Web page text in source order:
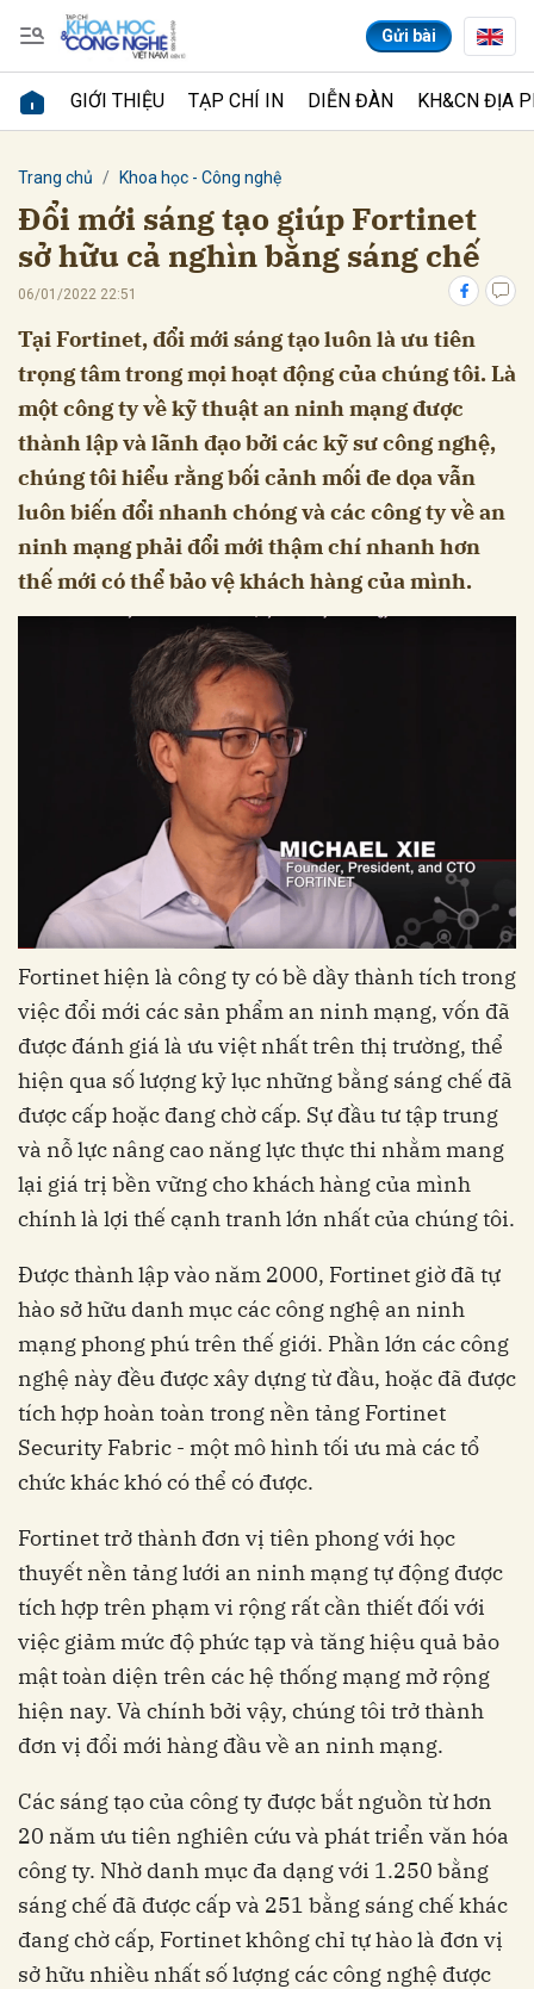
Gửi bài
GIỚI THIỆU TẠP CHÍ IN DIỄN ĐÀN KH&CN ĐỊA
Trang chủ Khoa học - Công nghệ
Đổi mới sáng tạo giúp Fortinet
sở hữu cả nghìn bằng sáng chế
06/01/2022 22:51
Tại Fortinet, đổi mới sáng tạo luôn là ưu tiên
trọng tâm trong mọi hoạt động của chúng tôi. Là
một công ty về kỹ thuật an ninh mạng được
thành lập và lãnh đạo bởi các kỹ sư công nghệ,
chúng tôi hiểu rằng bối cảnh mối đe dọa vẫn
luôn biến đổi nhanh chóng và các công ty về an
ninh mạng phải đổi mới thậm chí nhanh hơn
thế mới có thể bảo vệ khách hàng của mình.
Fortinet hiện là công ty có bề dầy thành tích trong
việc đổi mới các sản phẩm an ninh mạng, vốn đã
được đánh giá là ưu việt nhất trên thị trường, thể
hiện qua số lượng kỷ lục những bằng sáng chế đã
được cấp hoặc đang chờ cấp. Sự đầu tư tập trung
và nỗ lực nâng cao năng lực thực thi nhằm mang
lại giá trị bền vững cho khách hàng của mình
chính là lợi thế cạnh tranh lớn nhất của chúng tôi.
Được thành lập vào năm 2000, Fortinet giờ đã tự
hào sở hữu danh mục các công nghệ an ninh
mạng phong phú trên thế giới. Phần lớn các công
nghệ này đều được xây dựng từ đầu, hoặc đã được
tích hợp hoàn toàn trong nền tảng Fortinet
Security Fabric - một mô hình tối ưu mà các tổ
chức khác khó có thể có được.
Fortinet trở thành đơn vị tiên phong với học
thuyết nền tảng lưới an ninh mạng tự động được
tích hợp trên phạm vi rộng rất cần thiết đối với
việc giảm mức độ phức tạp và tăng hiệu quả bảo
mật toàn diện trên các hệ thống mạng mở rộng
hiện nay. Và chính bởi vậy, chúng tôi trở thành
đơn vị đổi mới hàng đầu về an ninh mạng.
Các sáng tạo của công ty được bắt nguồn từ hơn
20 năm ưu tiên nghiên cứu và phát triển văn hóa
công ty. Nhờ danh mục đa dạng với 1.250 bằng
sáng chế đã được cấp và 251 bằng sáng chế khác
đang chờ cấp, Fortinet không chỉ tự hào là đơn vị
sở hữu nhiều nhất số lượng các công nghệ được
Gửi bình luận
Hủy